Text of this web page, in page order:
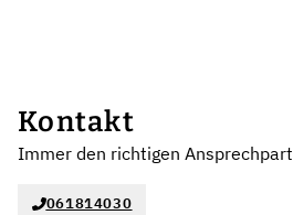
Kontakt
Immer den richtigen
061814030